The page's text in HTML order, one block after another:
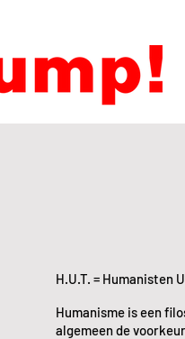
H.U.T. = Humanisten
Humanisme is een
algemeen de